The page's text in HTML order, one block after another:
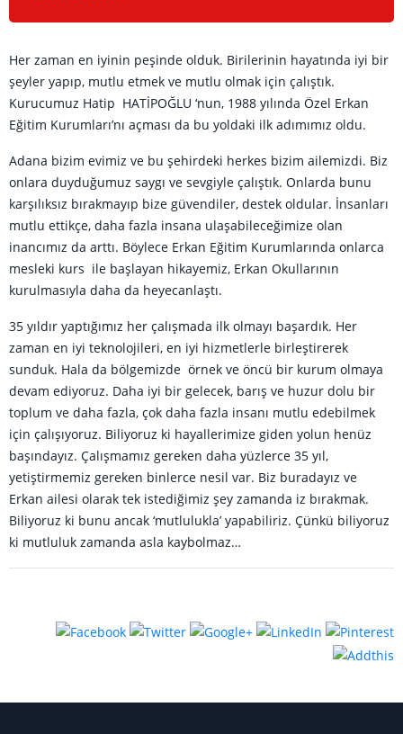
Her zaman en iyinin peşinde olduk. Birilerinin hayatında iyi bir
şeyler yapıp, mutlu etmek ve mutlu olmak için çalıştık.
Kurucumuz Hatip HATİPOĞLU ‘nun, 1988 yılında Özel Erkan
Eğitim Kurumları’nı açması da bu yoldaki ilk adımımız oldu.
Adana bizim evimiz ve bu şehirdeki herkes bizim ailemizdi. Biz
onlara duyduğumuz saygı ve sevgiyle çalıştık. Onlarda bunu
karşılıksız bırakmayıp bize güvendiler, destek oldular. İnsanları
mutlu ettikçe, daha fazla insana ulaşabileceğimize olan
inancımız da arttı. Böylece Erkan Eğitim Kurumlarında onlarca
mesleki kurs ile başlayan hikayemiz, Erkan Okullarının
kurulmasıyla daha da heyecanlaştı.
35 yıldır yaptığımız her çalışmada ilk olmayı başardık. Her
zaman en iyi teknolojileri, en iyi hizmetlerle birleştirerek
sunduk. Hala da bölgemizde örnek ve öncü bir kurum olmaya
devam ediyoruz. Daha iyi bir gelecek, barış ve huzur dolu bir
toplum ve daha fazla, çok daha fazla insanı mutlu edebilmek
için çalışıyoruz. Biliyoruz ki hayallerimize giden yolun henüz
başındayız. Çalışmamız gereken daha yüzlerce 35 yıl,
yetiştirmemiz gereken binlerce nesil var. Biz buradayız ve
Erkan ailesi olarak tek istediğimiz şey zamanda iz bırakmak.
Biliyoruz ki bunu ancak ‘mutlulukla’ yapabiliriz. Çünkü biliyoruz
ki mutluluk zamanda asla kaybolmaz…